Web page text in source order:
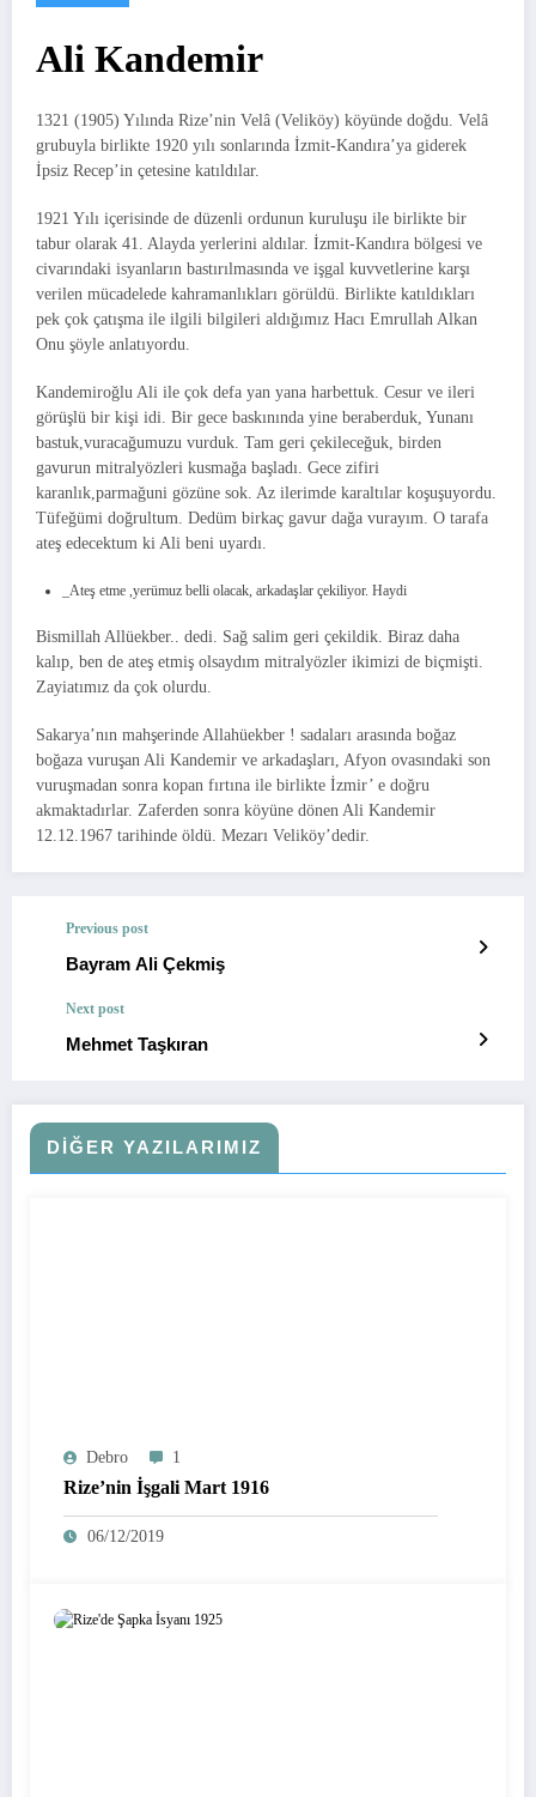
Ali Kandemir
1321 (1905) Yılında Rize’nin Velâ (Veliköy) köyünde doğdu. Velâ
grubuyla birlikte 1920 yılı sonlarında İzmit-Kandıra’ya giderek
İpsiz Recep’in çetesine katıldılar.
1921 Yılı içerisinde de düzenli ordunun kuruluşu ile birlikte bir
tabur olarak 41. Alayda yerlerini aldılar. İzmit-Kandıra bölgesi ve
civarındaki isyanların bastırılmasında ve işgal kuvvetlerine karşı
verilen mücadelede kahramanlıkları görüldü. Birlikte katıldıkları
pek çok çatışma ile ilgili bilgileri aldığımız Hacı Emrullah Alkan
Onu şöyle anlatıyordu.
Kandemiroğlu Ali ile çok defa yan yana harbettuk. Cesur ve ileri
görüşlü bir kişi idi. Bir gece baskınında yine beraberduk, Yunanı
bastuk,vuracağumuzu vurduk. Tam geri çekileceğuk, birden
gavurun mitralyözleri kusmağa başladı. Gece zifiri
karanlık,parmağuni gözüne sok. Az ilerimde karaltılar koşuşuyordu.
Tüfeğümi doğrultum. Dedüm birkaç gavur dağa vurayım. O tarafa
ateş edecektum ki Ali beni uyardı.
_Ateş etme ,yerümuz belli olacak, arkadaşlar çekiliyor. Haydi
Bismillah Allüekber.. dedi. Sağ salim geri çekildik. Biraz daha
kalıp, ben de ateş etmiş olsaydım mitralyözler ikimizi de biçmişti.
Zayiatımız da çok olurdu.
Sakarya’nın mahşerinde Allahüekber ! sadaları arasında boğaz
boğaza vuruşan Ali Kandemir ve arkadaşları, Afyon ovasındaki son
vuruşmadan sonra kopan fırtına ile birlikte İzmir’ e doğru
akmaktadırlar. Zaferden sonra köyüne dönen Ali Kandemir
12.12.1967 tarihinde öldü. Mezarı Veliköy’dedir.
Previous post
Bayram Ali Çekmiş
Next post
Mehmet Taşkıran
DIĞER YAZILARIMIZ
Debro 1
Rize’nin İşgali Mart 1916
06/12/2019